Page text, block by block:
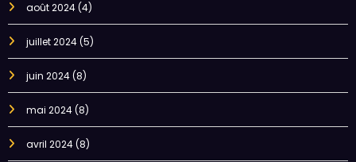
août 2024(4)
juillet 2024(5)
juin 2024(8)
mai 2024(8)
avril 2024(8)